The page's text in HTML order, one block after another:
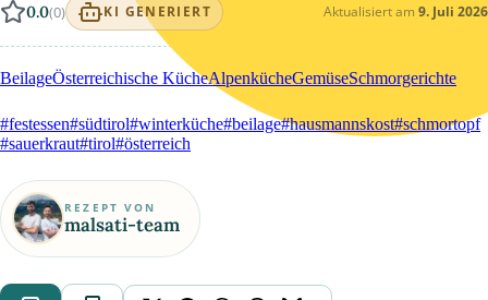
0.0(0) KI GENERIERT Aktualisiert am 9. Juli 2026
BeilageÖsterreichische KücheAlpenkücheGemüseSchmorgerichte
#festessen#südtirol#winterküche#beilage#hausmannskost#schmortopf
#sauerkraut#tirol#österreich
REZEPT VON
malsati-team